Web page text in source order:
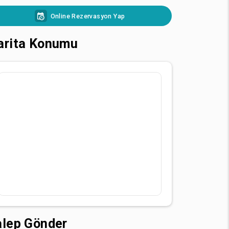
Online Rezervasyon Yap
Konumu
Gönder